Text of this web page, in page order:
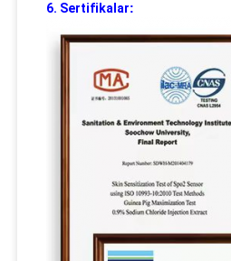
6. Sertifikalar: